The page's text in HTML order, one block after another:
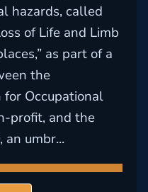
hazards, called
of Life and Limb
as part of a
the
for Occupational
profit, and the
an umbr...